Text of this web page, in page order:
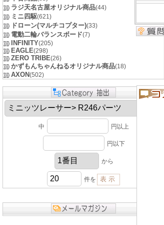
ラジ天名古屋オリジナル商品(44)
ミニ四駆(621)
ドローン(マルチコプター)(33)
電動二輪バランスボード(7)
INFINITY(205)
EAGLE(298)
ZERO TRIBE(26)
かずもんちゃんねるオリジナル商品(18)
AXON(502)
中 円以上
円以下
から
件を